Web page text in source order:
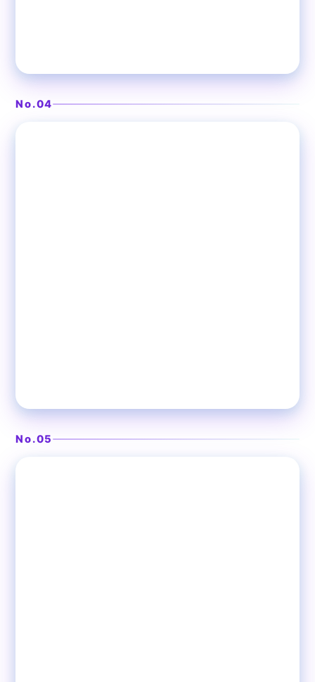
No.04
大山鶏の創作料理と掘りごたつ個室
いいとこ鶏 赤羽店
No.05
本場の韓国家庭料理とチーズダッカルビ
韓国料理 フルハウス 赤羽店